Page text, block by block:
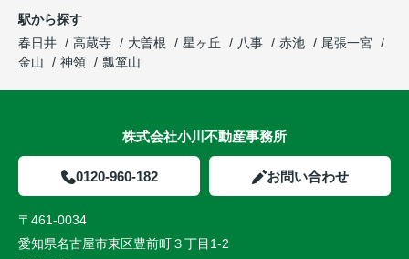
駅から探す
春日井
高蔵寺 大曽根 星ヶ丘 八事 赤池
尾張一宮
金山
神領 瓢箪山
株式会社小川不動産事務所
0120-960-182 お問い合わせ
〒461-0034
愛知県名古屋市東区豊前町３丁目1-2